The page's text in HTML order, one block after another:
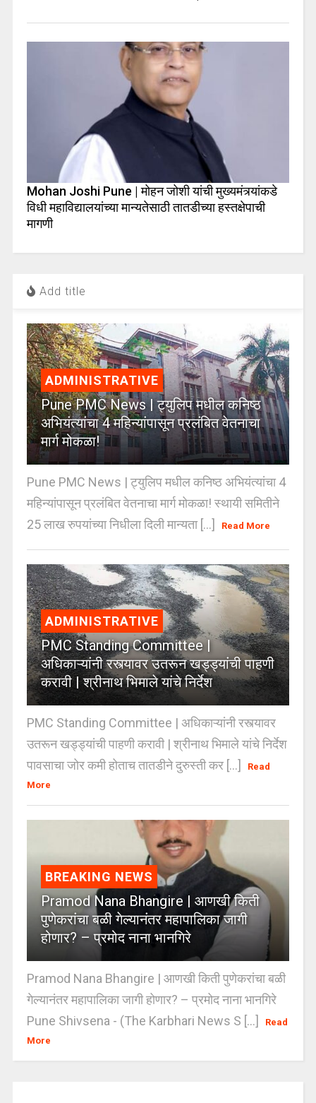
Mohan Joshi Pune | मोहन जोशी यांची मुख्यमंत्र्यांकडे
विधी महाविद्यालयांच्या मान्यतेसाठी तातडीच्या हस्तक्षेपाची
मागणी
Add title
ADMINISTRATIVE
Pune PMC News | ट्युलिप मधील कनिष्ठ
अभियंत्यांचा 4 महिन्यांपासून प्रलंबित वेतनाचा
मार्ग मोकळा!
Pune PMC News | ट्युलिप मधील कनिष्ठ अभियंत्यांचा 4
महिन्यांपासून प्रलंबित वेतनाचा मार्ग मोकळा! स्थायी समितीने
25 लाख रुपयांच्या निधीला दिली मान्यता [...]
Read More
ADMINISTRATIVE
PMC Standing Committee |
अधिकाऱ्यांनी रस्त्यावर उतरून खड्ड्यांची पाहणी
करावी | श्रीनाथ भिमाले यांचे निर्देश
PMC Standing Committee | अधिकाऱ्यांनी रस्त्यावर
उतरून खड्ड्यांची पाहणी करावी | श्रीनाथ भिमाले यांचे निर्देश
पावसाचा जोर कमी होताच तातडीने दुरुस्ती कर [...]
Read
More
BREAKING NEWS
Pramod Nana Bhangire | आणखी किती
पुणेकरांचा बळी गेल्यानंतर महापालिका जागी
होणार? – प्रमोद नाना भानगिरे
Pramod Nana Bhangire | आणखी किती पुणेकरांचा बळी
गेल्यानंतर महापालिका जागी होणार? – प्रमोद नाना भानगिरे
Pune Shivsena - (The Karbhari News S [...]
Read
More